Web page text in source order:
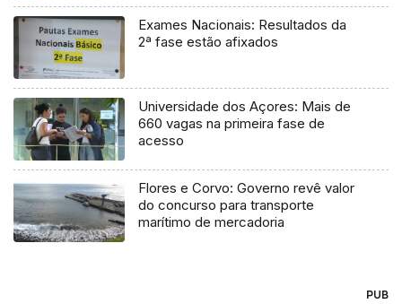
Exames Nacionais: Resultados da
2ª fase estão afixados
Universidade dos Açores: Mais de
660 vagas na primeira fase de
acesso
Flores e Corvo: Governo revê valor
do concurso para transporte
marítimo de mercadoria
PUB